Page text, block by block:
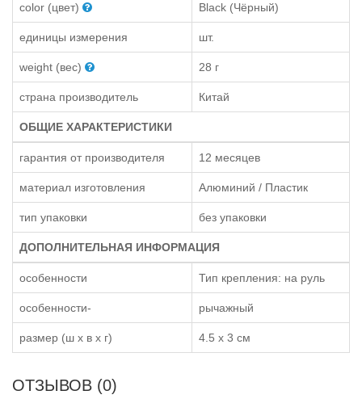
color (цвет) Black (Чёрный)
единицы измерения шт.
weight (вес) 28 г
страна производитель Китай
ОБЩИЕ ХАРАКТЕРИСТИКИ
гарантия от производителя 12 месяцев
материал изготовления Алюминий / Пластик
тип упаковки без упаковки
ДОПОЛНИТЕЛЬНАЯ ИНФОРМАЦИЯ
особенности Тип крепления: на руль
особенности- рычажный
размер (ш x в x г) 4.5 x 3 см
ОТЗЫВОВ (0)